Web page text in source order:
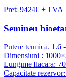
Pret: 9424€ + TVA
Semineu
Putere termica: 1.6
Dimensiuni :
Lungime flacara:
Capacitate